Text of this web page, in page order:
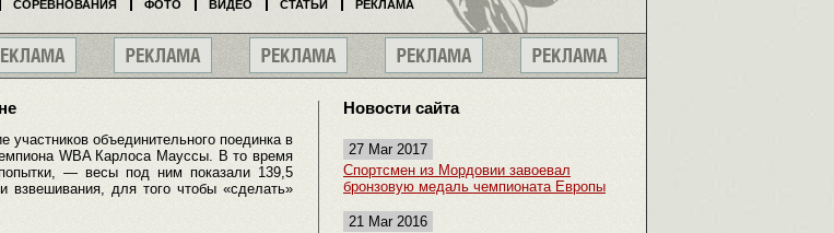
объединительного поединка в
WBA Карлоса Мауссы. В то время
— весы под ним показали 139,5
для того чтобы «сделать»
Новости сайта
27 Mar 2017
Спортсмен из Мордовии завоевал
бронзовую медаль чемпионата Европы
21 Mar 2016
СОРЕВНОВАНИЯ ФОТО ВИДЕО СТАТЬИ РЕКЛАМА